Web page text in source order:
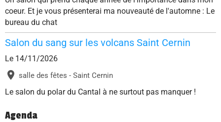
coeur. Et je vous présenterai ma nouveauté de l'automne : Le
bureau du chat
Salon du sang sur les volcans Saint Cernin
Le 14/11/2026
salle des fêtes - Saint Cernin
Le salon du polar du Cantal à ne surtout pas manquer !
Agenda